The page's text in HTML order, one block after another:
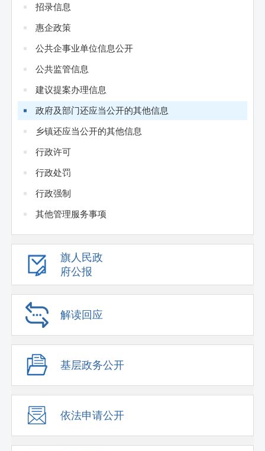
招录信息
惠企政策
公共企事业单位信息公开
公共监管信息
建议提案办理信息
政府及部门还应当公开的其他信息
乡镇还应当公开的其他信息
行政许可
行政处罚
行政强制
其他管理服务事项
旗人民政
府公报
解读回应
基层政务公开
依法申请公开